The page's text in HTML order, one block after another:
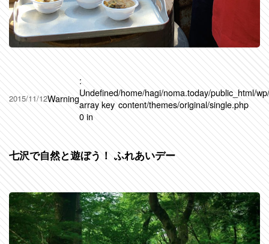
2015/11/12Warning
:
Undefined
array key
0 in
/home/hagi/noma.today/public_html/
content/themes/original/single.php
七沢で自然と遊ぼう！ ふれあいデー